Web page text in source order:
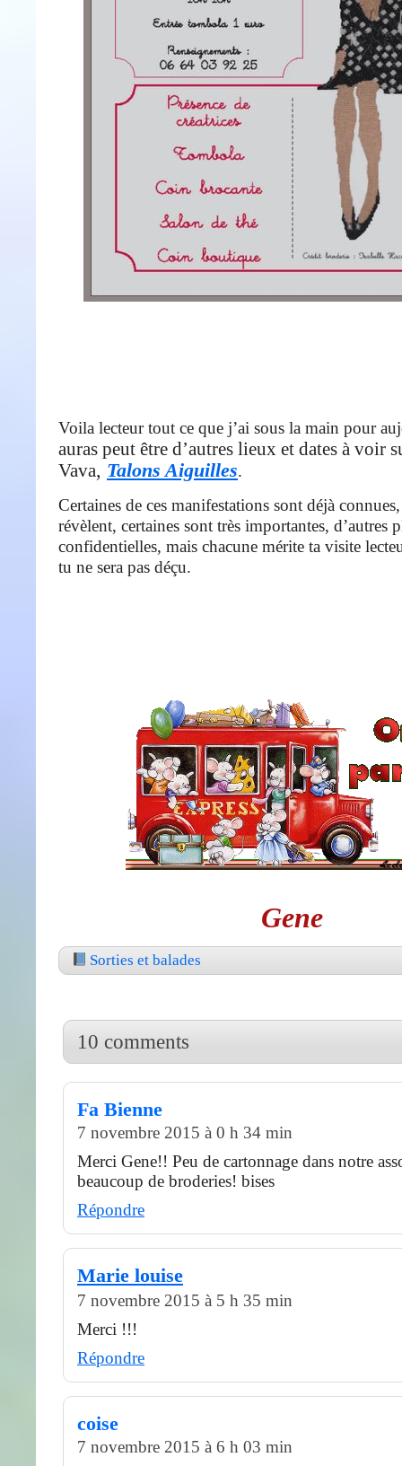
Voila lecteur tout ce que j’ai sous la main pour
auras peut être d’autres lieux et dates à voir
Vava, Talons Aiguilles.
Certaines de ces manifestations sont déjà connues,
révèlent, certaines sont très importantes, d’autres
confidentielles, mais chacune mérite ta visite
tu ne sera pas déçu.
Gene
Sorties et balades
10 comments
Fa Bienne
7 novembre 2015 à 0 h 34 min
Merci Gene!! Peu de cartonnage dans notre
beaucoup de broderies! bises
Répondre
Marie louise
7 novembre 2015 à 5 h 35 min
Merci !!!
Répondre
coise
7 novembre 2015 à 6 h 03 min